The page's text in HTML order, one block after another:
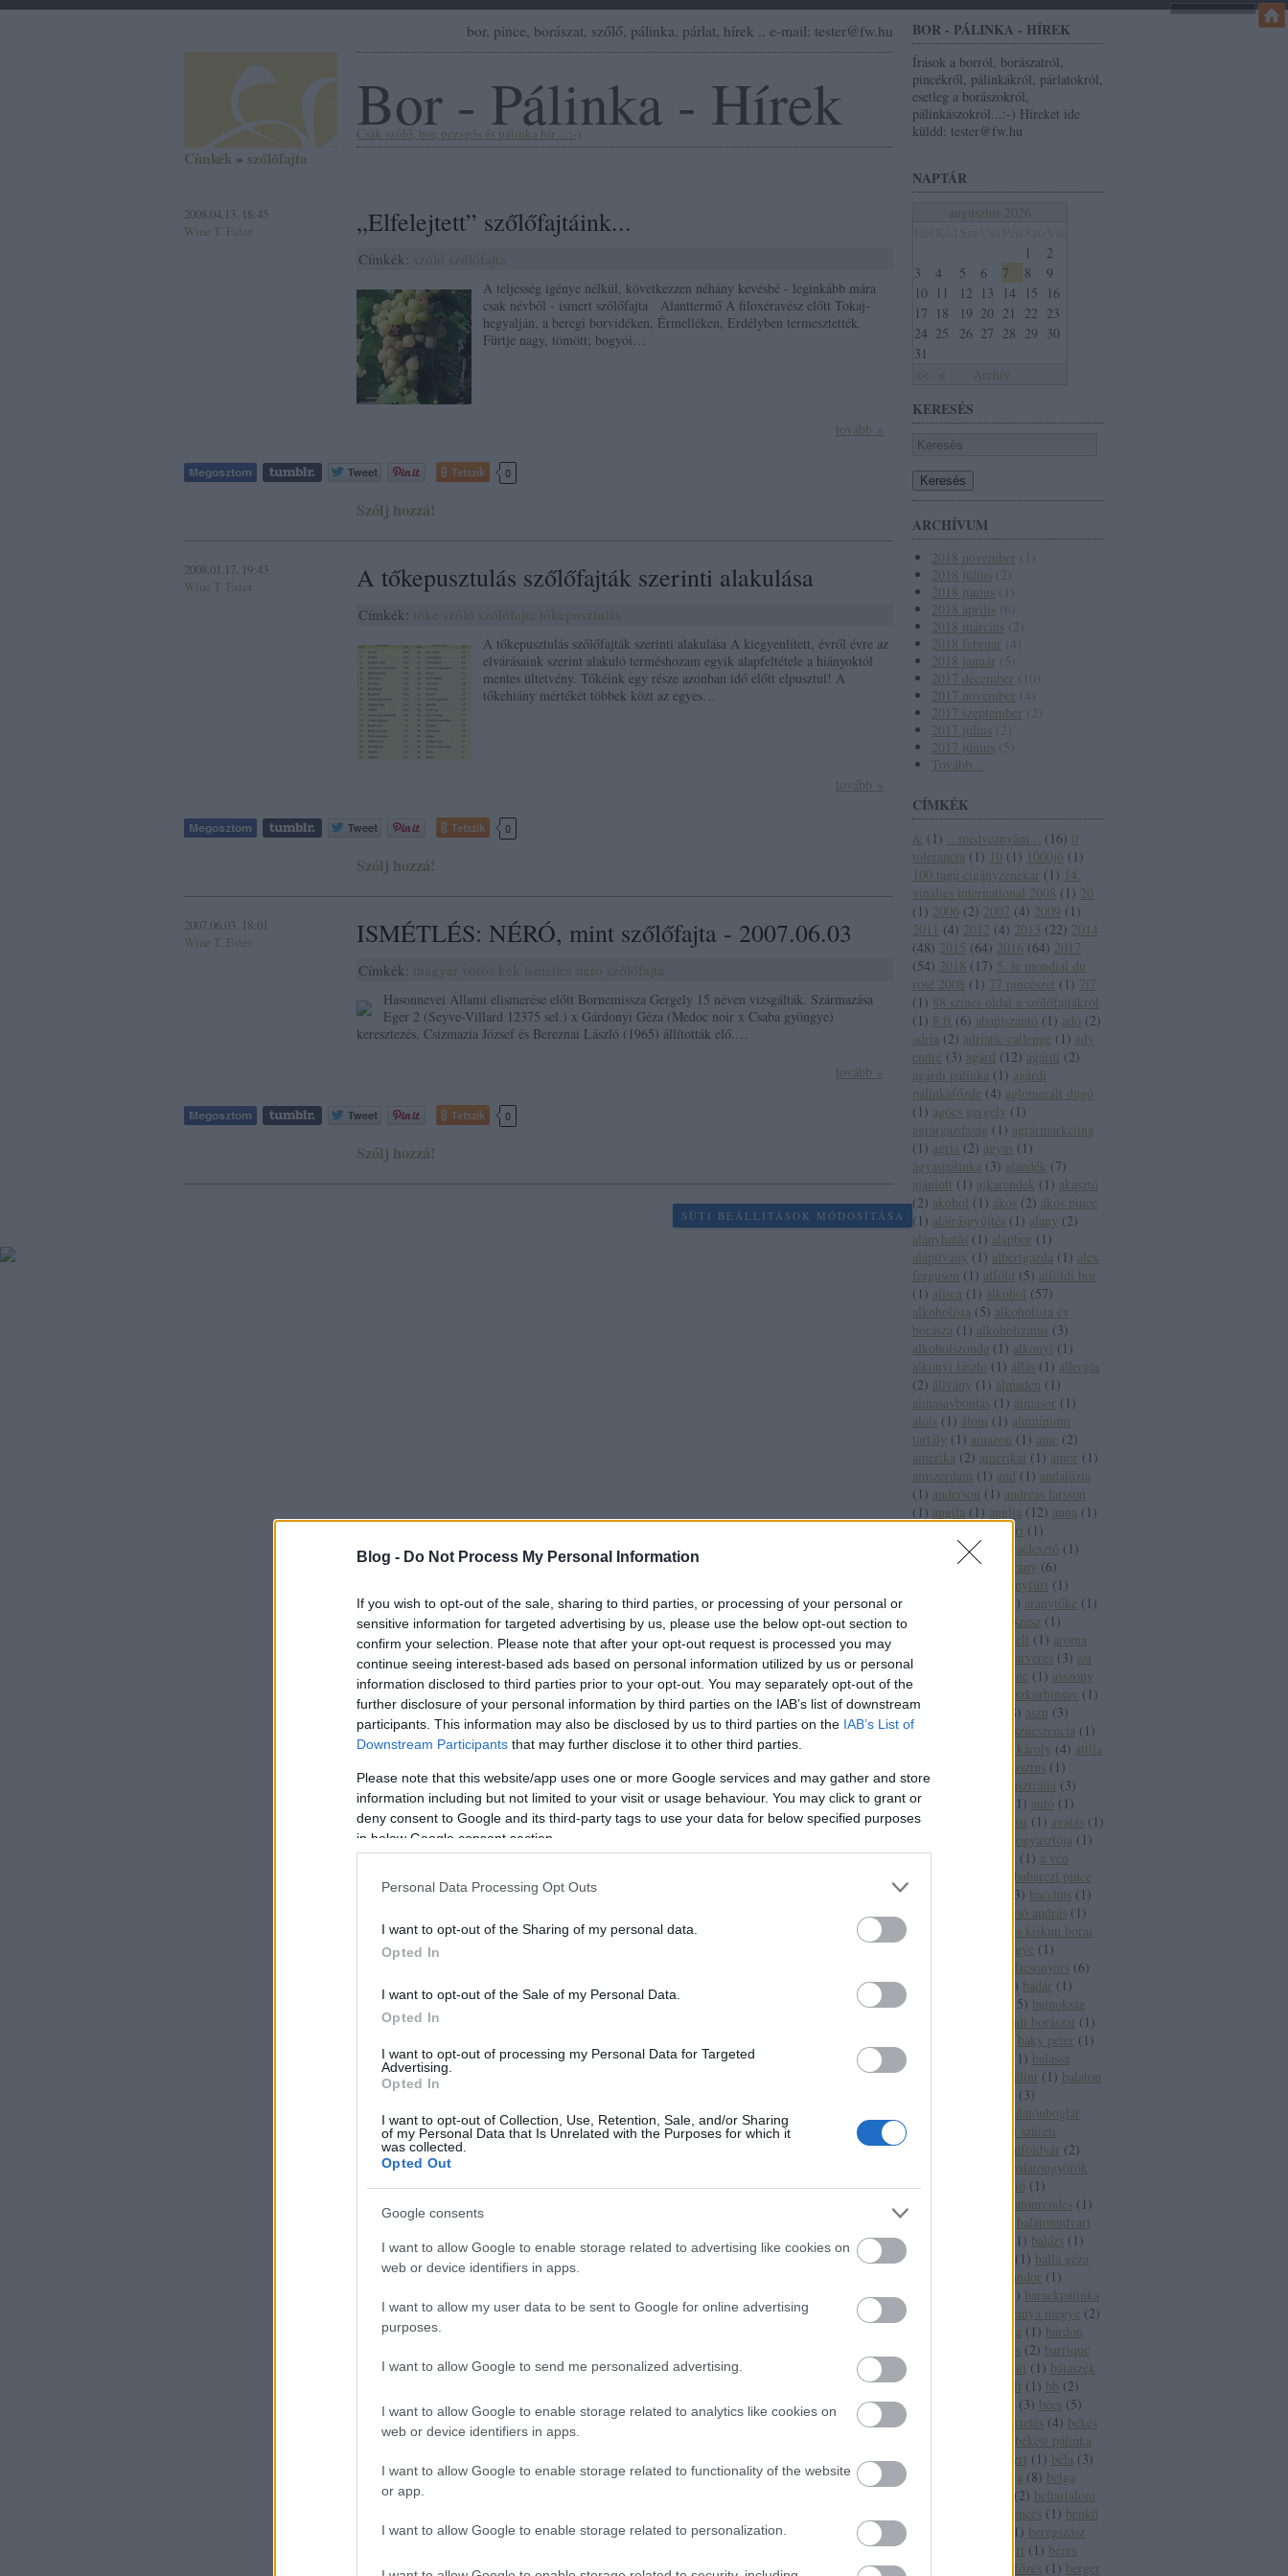
Blog - Do Not Process My Personal Information
If you wish to opt-out of the sale, sharing to third parties, or processing of your personal or
sensitive information for targeted advertising by us, please use the below opt-out section to
confirm your selection. Please note that after your opt-out request is processed you may
continue seeing interest-based ads based on personal information utilized by us or personal
information disclosed to third parties prior to your opt-out. You may separately opt-out of the
further disclosure of your personal information by third parties on the IAB’s list of downstream
participants. This information may also be disclosed by us to third parties on the IAB’s List of
Downstream Participants that may further disclose it to other third parties.
Please note that this website/app uses one or more Google services and may gather and store
information including but not limited to your visit or usage behaviour. You may click to grant or
deny consent to Google and its third-party tags to use your data for below specified purposes
in below Google consent section.
Personal Data Processing Opt Outs
I want to opt-out of the Sharing of my personal data.
Opted In
I want to opt-out of the Sale of my Personal Data.
Opted In
I want to opt-out of processing my Personal Data for Targeted
Advertising.
Opted In
I want to opt-out of Collection, Use, Retention, Sale, and/or Sharing
of my Personal Data that Is Unrelated with the Purposes for which it
was collected.
Opted Out
Google consents
I want to allow Google to enable storage related to advertising like cookies on
web or device identifiers in apps.
I want to allow my user data to be sent to Google for online advertising
purposes.
I want to allow Google to send me personalized advertising.
I want to allow Google to enable storage related to analytics like cookies on
web or device identifiers in apps.
I want to allow Google to enable storage related to functionality of the website
or app.
I want to allow Google to enable storage related to personalization.
BOR - PÁLINKA - HÍREK
Írások a borról, borászatról,
pincékről, pálinkákról, párlatokról,
esetleg a borászokról,
pálinkászokról...:-) Híreket ide
küldd: tester@fw.hu
NAPTÁR
augusztus 2026
<< < Archív
1
2
3
4 5 6 7 8
9
10 11 12 13 14 15
16
17
18 19 20 21 22 23
24 25 26 27 28 29 30
31
KERESÉS
ARCHÍVUM
2018 november
2018 július
2018 június
2018 április
2018 március
2018 február
2018 január
2017 december
2017 november
2017 szeptember
2017 július
2017 június
Tovább...
CÍMKÉK
& ( 1 ) ...medveanyám... ( 16) 0
tolerancia ( 1 ) 10 ( 1 ) 1000jó ( 1 )
100 tagú cigányzenekar ( 1 ) 14.
vinalies international 2008 ( 1 ) 20
( 1 ) 2006 (2) 2007 (4) 2009 ( 1 )
2011 (4) 2012 (4) 2013 (22) 2014
(48) 2015 (64) 2016 (64) 2017
(54) 2018 ( 17) 5. le mondial du
rosé 2008 ( 1 ) 77 pincészet ( 1 ) 7i7
( 1 ) 88 színes oldal a szőlőfajtákról
( 1 ) 8 ft (6) abaújszántó ( 1 ) adó (2)
adria (2) adriatic callenge ( 1 ) ady
endre (3) agárd ( 12) agárdi (2)
agárdi pálinka ( 1 ) agárdi
pálinkafőzde (4) aglomerált dugó
( 1 ) agócs gergely ( 1 )
agrárgazdaság ( 1 ) agrármarketing
( 1 ) agria (2) ágyas ( 1 )
ágyaspálinka (3) ajándék (7)
ajánlott ( 1 ) ajkarendek ( 1 ) akasztó
(2) akohol ( 1 ) ákos (2) ákos pince
( 1 ) aláírásgyűjtés ( 1 ) alany (2)
alanyhatás ( 1 ) alapbor ( 1 )
alapítvány ( 1 ) albertgazda ( 1 ) alex
ferguson ( 1 ) alföld (5) alföldi bor
( 1 ) alisca ( 1 ) alkohol (57)
alkoholista (5) alkoholista év
borásza ( 1 ) alkoholizmus (3)
alkoholszonda ( 1 ) alkonyi ( 1 )
alkonyi lászlo ( 1 ) állás ( 1 ) allergia
(2) állvány ( 1 ) almaden ( 1 )
almasavbontás ( 1 ) almasör ( 1 )
alois ( 1 ) álom ( 1 ) alumínium
tartály ( 1 ) amazon ( 1 ) amc (2)
amerika (2) amerikai ( 1 ) ámor ( 1 )
amszerdam ( 1 ) and ( 1 ) andalúzia
( 1 ) anderson ( 1 ) andreas larsson
( 1 ) angila ( 1 ) anglia ( 12) anna ( 1 )
antinori ( 1 )
antioxidáns ( anyaélesztő ( 1 )
apeh arany (6)
aranyfürt ( 1 )
) aranytőke ( 1 )
arcszesz ( 1 )
árkartell ( 1 ) aroma
(
árverés (3) asi
assisi szent ferenc ( 1 ) asszony
aszkorbinsav ( 1 )
asztala
28) aszu (3)
aszúesszencia
aszúeszencia ( 1 )
áts károly (4) attila
augusztus ( 1 )
augusztus 20
ausztrália (3)
ausztria
1 ) autó ( 1 )
autoverseny
avasi ( 1 ) avatás ( 1 )
az év borfogyasztója ( 1 )
az új
a hét bora ( 1 ) a vén
babarczi pince
3) bacchus ( 1 )
bacsó andrás ( 1 )
bács kiskun borai
bács kiskun megye ( 1 )
badacsonyörs (6)
) badár ( 1 )
5) bajnokság
bakondi borászat ( 1 )
baky péter ( 1 )
1 ) balassa
balassi bálint ( 1 ) balaton
(3)
balatonboglár
balatonboglári szüreti
balatonföldvár (2)
balatongyörök
(4 balatoni borrégió ( 1 )
balatonrendes ( 1 )
balatonudvari
1 ) balázs ( 1 )
( 1 ) balla géza
balogh szabó sándor ( 1 )
) barackpálinka
baranya megye (2)
baranya megye bora ( 1 ) bardon
bárdos (2) barrique
bátaapáti ( 1 ) bátaszék
bazalt ( 1 ) bb (2)
(3) bécs (5)
befektetés (4) békés
békési pálinka
békési pálinka zrt ( 1 ) béla (3)
belga (8) belga
(2) beltartalom
bencés ( 1 ) benkő
1 ) beregszász
béres rt ( 1 ) béres
bérfőzés ( 1 ) berger
bor, pince, borászat, szőlő, pálinka, párlat, hírek .. e-mail: tester@fw.hu
Bor - Pálinka - Hírek
Csak szőlő, bor, pezsgős és pálinka hír ... :-)
Címkék » szőlőfajta
2008.04.13. 18:45
Wine T. Ester
„Elfelejtett” szőlőfajtáink...
Címkék: szőlő szőlőfajta
A teljesség igénye nélkül, következzen néhány kevésbé - leginkább mára
csak névből - ismert szőlőfajta Alanttermő A filoxéravész előtt Tokaj-
hegyalján, a beregi borvidéken, Érmelléken, Erdélyben termesztették.
Fürtje nagy, tömött; bogyói…
tovább »
Tetszik 0
Szólj hozzá!
2008.01.17. 19:43
Wine T. Ester
A tőkepusztulás szőlőfajták szerinti alakulása
Címkék: tőke szőlő szőlőfajta tőkepusztulás
A tőkepusztulás szőlőfajták szerinti alakulása A kiegyenlített, évről évre az
elvárásaink szerint alakuló terméshozam egyik alapfeltétele a hiányoktól
mentes ültetvény. Tőkéink egy része azonban idő előtt elpusztul! A
tőkehiány mértékét többek közt az egyes…
tovább »
Tetszik 0
Szólj hozzá!
2007.06.03. 18:01
Wine T. Ester
ISMÉTLÉS: NÉRÓ, mint szőlőfajta - 2007.06.03
Címkék: magyar vörös kék ismétlés néró szőlőfajta
Hasonnevei Állami elismerése előtt Bornemissza Gergely 15 néven vizsgálták. Származása
Eger 2 (Seyve-Villard 12375 sel.) x Gárdonyi Géza (Medoc noir x Csaba gyöngye)
keresztezés, Csizmazia József és Bereznai László (1965) állították elő.…
tovább »
Tetszik 0
Szólj hozzá!
SÜTI BEÁLLÍTÁSOK MÓDOSÍTÁSA